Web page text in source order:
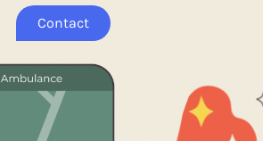
Contact